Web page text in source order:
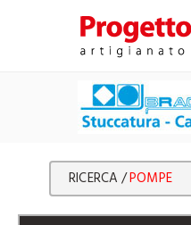
RICERCA /POMPE